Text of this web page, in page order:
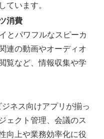
ています。
消費
とパワフルなスピーカ
連の動画やオーディオ
覧など、情報収集や学
ネス向けアプリが揃っ
ェクト管理、会議のス
向上や業務効率化に役